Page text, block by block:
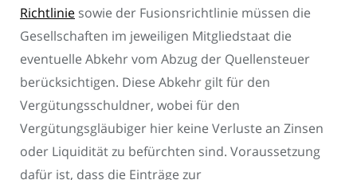
Richtlinie sowie der Fusionsrichtlinie müssen die
Gesellschaften im jeweiligen Mitgliedstaat die
eventuelle Abkehr vom Abzug der Quellensteuer
berücksichtigen. Diese Abkehr gilt für den
Vergütungsschuldner, wobei für den
Vergütungsgläubiger hier keine Verluste an Zinsen
oder Liquidität zu befürchten sind. Voraussetzung
dafür ist, dass die Einträge zur